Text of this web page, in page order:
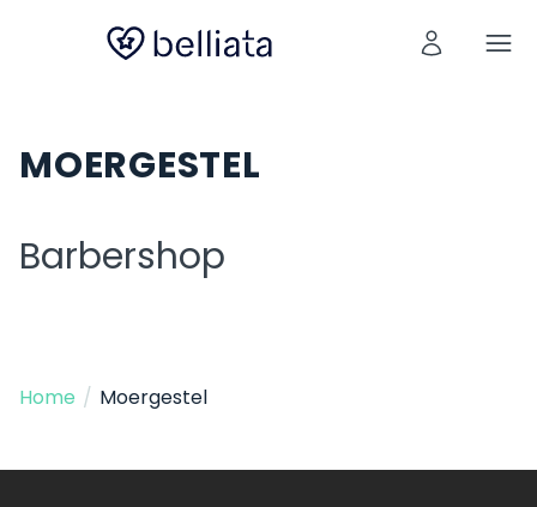
MOERGESTEL
Barbershop
Home / Moergestel